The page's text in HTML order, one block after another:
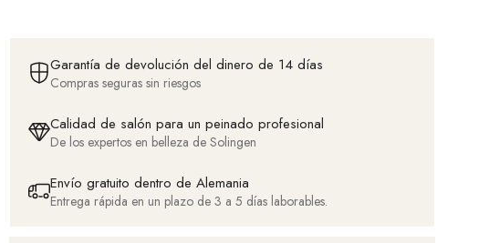
Garantía de devolución del dinero de 14 días
Compras seguras sin riesgos
Calidad de salón para un peinado profesional
De los expertos en belleza de Solingen
Envío gratuito dentro de Alemania
Entrega rápida en un plazo de 3 a 5 días laborables.